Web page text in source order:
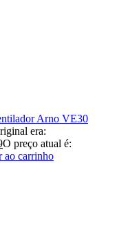
Arno VE30
era:
O preço atual é:
ao carrinho